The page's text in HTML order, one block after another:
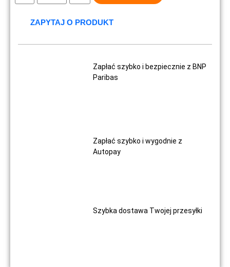
ZAPYTAJ O PRODUKT
Zapłać szybko i bezpiecznie z BNP
Paribas
Zapłać szybko i wygodnie z
Autopay
Szybka dostawa Twojej przesyłki